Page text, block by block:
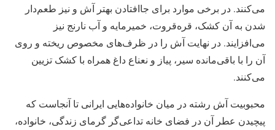
می‌‌‌‌‌‌‌کنند. در برخی موارد برای جاافتادن بهتر آش و نیز طعم‌‌‌‌‌‌‌دار
شدن به آن کشک، قره‌‌‌‌‌‌‌قروت، خمیرمایه و آب نارنج نیز
می‌‌‌‌‌‌‌افزایند. در نهایت آش را در ظرف‌‌‌‌‌‌‌های مخصوص ریخته و روی
آن را با باقی‌‌‌‌‌‌‌ماند‌‌‌‌‌‌‌ه‌ سیر، پیاز و نعناع داغ همراه با کشک تزیین
می‌‌‌‌‌‌‌کنند.
محبوبیت آش رشته در میان خانواده‌‌‌‌‌‌‌هایی ایرانی تا آنجاست که
پیچیدن عطر آن در فضای خانه تداعی‌‌‌‌‌‌‌گر گرمای زندگی، خانواده،